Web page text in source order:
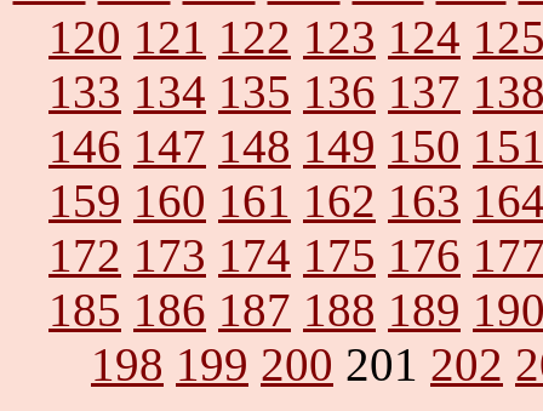
120 121 122 123 124
133 134 135 136 137
146 147 148 149 150
159 160 161 162 163
172 173 174 175 176
185 186 187 188 189
198 199 200 201 202